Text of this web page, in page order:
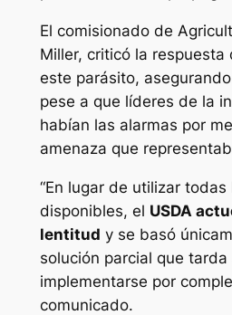
El comisionado de
Miller, criticó la respuesta
este parásito,
pese a que líderes de la
habían las alarmas por
amenaza que
“En lugar de utilizar
disponibles, el USDA
lentitud y se basó
solución parcial que tarda
implementarse por
comunicado.